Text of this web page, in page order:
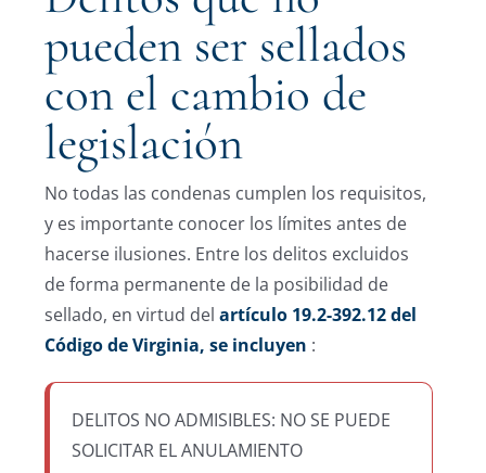
pueden ser sellados
con el cambio de
legislación
No todas las condenas cumplen los requisitos,
y es importante conocer los límites antes de
hacerse ilusiones. Entre los delitos excluidos
de forma permanente de la posibilidad de
sellado, en virtud del artículo 19.2-392.12 del
Código de Virginia, se incluyen :
DELITOS NO ADMISIBLES: NO SE PUEDE
SOLICITAR EL ANULAMIENTO